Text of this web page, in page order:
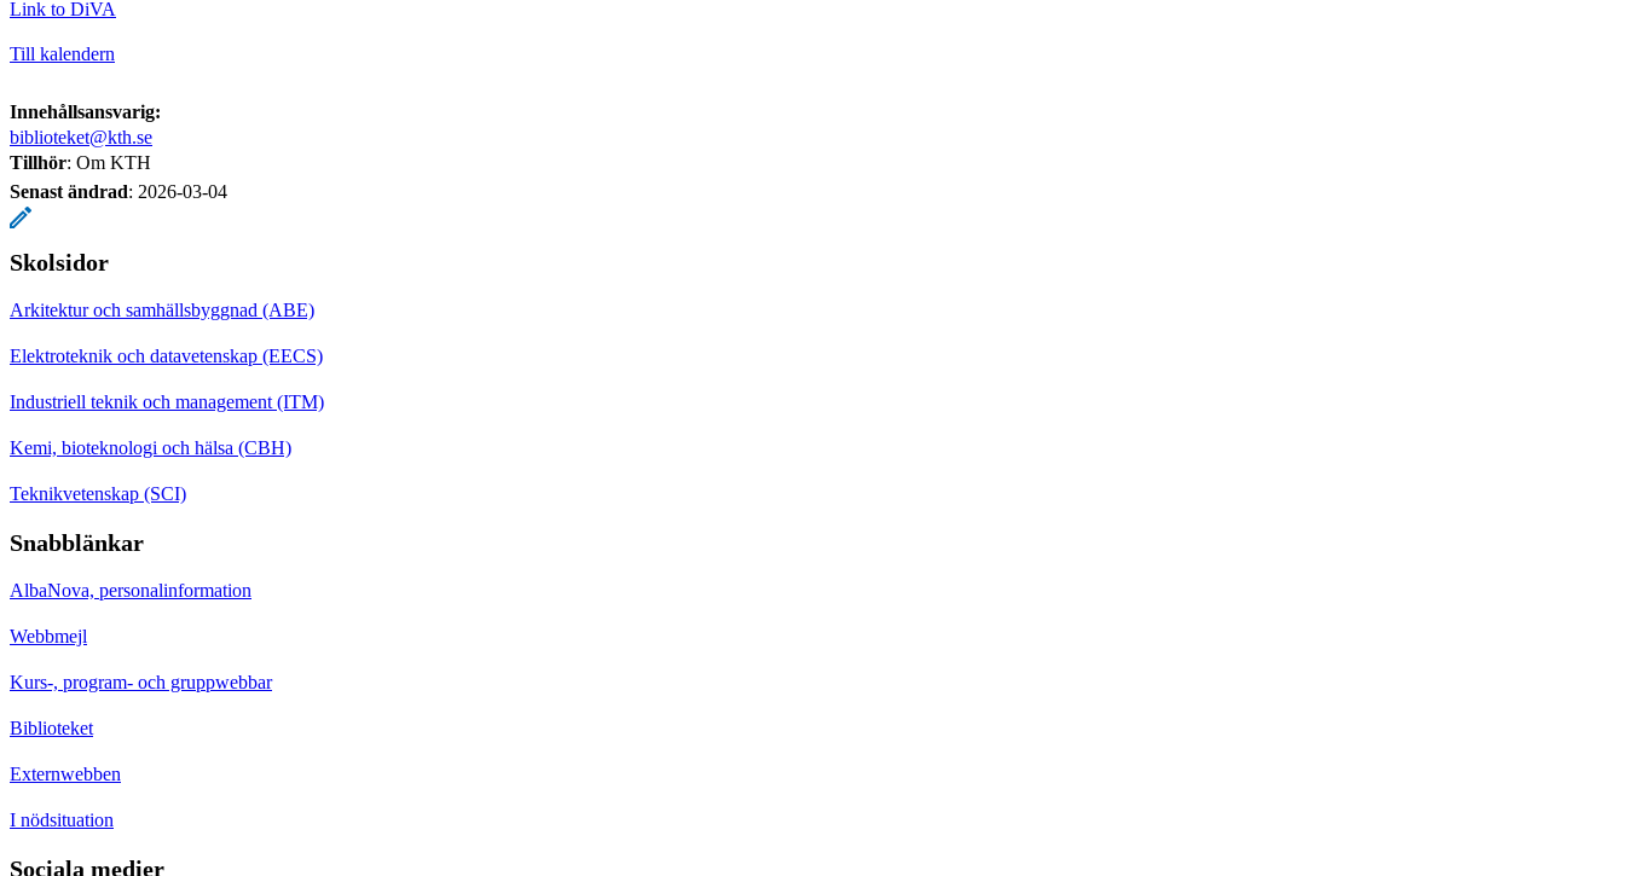
Link to DiVA
Till kalendern
Innehållsansvarig:
biblioteket@kth.se
Tillhör: Om KTH
Senast ändrad: 2026-03-04
Skolsidor
Arkitektur och samhällsbyggnad (ABE)
Elektroteknik och datavetenskap (EECS)
Industriell teknik och management (ITM)
Kemi, bioteknologi och hälsa (CBH)
Teknikvetenskap (SCI)
Snabblänkar
AlbaNova, personalinformation
Webbmejl
Kurs-, program- och gruppwebbar
Biblioteket
Externwebben
I nödsituation
Sociala medier